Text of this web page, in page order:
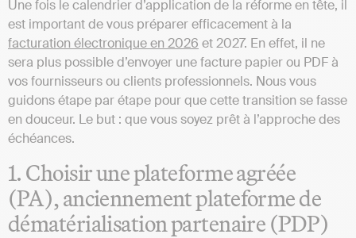
Une fois le calendrier d’application de la réforme en tête, il
est important de vous préparer efficacement à la
facturation électronique en 2026 et 2027. En effet, il ne
sera plus possible d’envoyer une facture papier ou PDF à
vos fournisseurs ou clients professionnels. Nous vous
guidons étape par étape pour que cette transition se fasse
en douceur. Le but : que vous soyez prêt à l’approche des
échéances.
1. Choisir une plateforme agréée
(PA), anciennement plateforme de
dématérialisation partenaire (PDP)